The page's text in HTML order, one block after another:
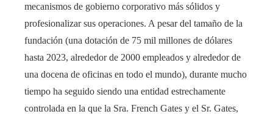
mecanismos de gobierno corporativo más sólidos y
profesionalizar sus operaciones. A pesar del tamaño de la
fundación (una dotación de 75 mil millones de dólares
hasta 2023, alrededor de 2000 empleados y alrededor de
una docena de oficinas en todo el mundo), durante mucho
tiempo ha seguido siendo una entidad estrechamente
controlada en la que la Sra. French Gates y el Sr. Gates,